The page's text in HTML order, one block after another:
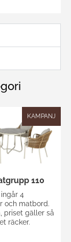
KAMPANJ
110
ingår 4
och matbord.
priset gäller så
räcker.